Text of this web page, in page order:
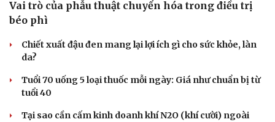
Cải chính
Vai trò của phẫu thuật chuyển hóa trong điều trị
béo phì
Chiết xuất đậu đen mang lại lợi ích gì cho sức khỏe, làn
da?
Tuổi 70 uống 5 loại thuốc mỗi ngày: Giá như chuẩn bị từ
tuổi 40
Tại sao cần cấm kinh doanh khí N2O (khí cười) ngoài